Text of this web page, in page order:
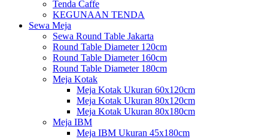
Tenda Caffe
KEGUNAAN TENDA
Sewa Meja
Sewa Round Table Jakarta
Round Table Diameter 120cm
Round Table Diameter 160cm
Round Table Diameter 180cm
Meja Kotak
Meja Kotak Ukuran 60x120cm
Meja Kotak Ukuran 80x120cm
Meja Kotak Ukuran 80x180cm
Meja IBM
Meja IBM Ukuran 45x180cm